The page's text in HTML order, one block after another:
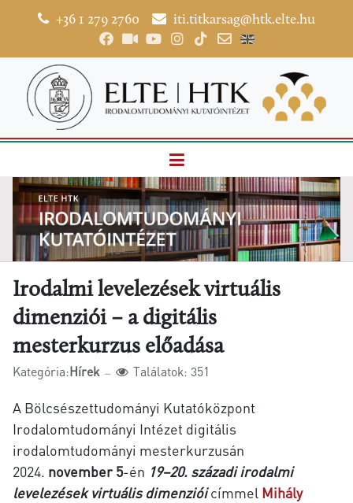
+36 1 279 2760 iti.titkarsag@htk.elte.hu
Irodalmi levelezések virtuális
dimenziói – a digitális
mesterkurzus előadása
Kategória:Hírek Találatok: 351
A Bölcsészettudományi Kutatóközpont
Irodalomtudományi Intézet digitális
irodalomtudományi mesterkurzusán
2024. november 5-én 19–20. századi irodalmi
levelezések virtuális dimenzióicímmel Mihály